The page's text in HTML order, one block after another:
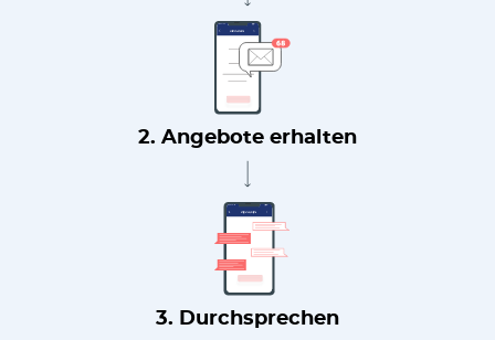
2. Angebote erhalten
3. Durchsprechen